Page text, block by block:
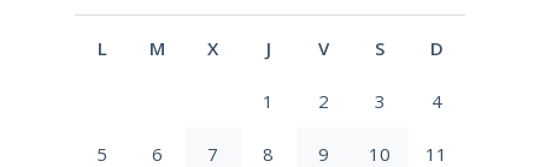
L M X J V S D
1 2 3 4
5 6 7 8 9 10 11